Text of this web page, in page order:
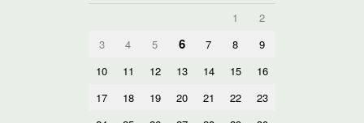
1
2
3
4 5 6 7 8
9
10
11 12 13 14 15
16
17
18 19 20 21 22
23